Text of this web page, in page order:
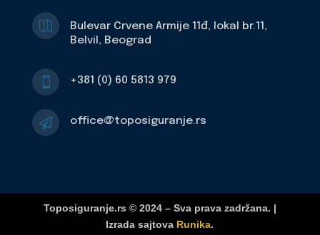

Bulevar Crvene Armije 11đ, lokal br.11,
Belvil, Beograd
 +381 (0) 60 5813 979
 office@toposiguranje.rs
Toposiguranje.rs © 2024 – Sva prava zadržana. |
Izrada sajtova Runika.